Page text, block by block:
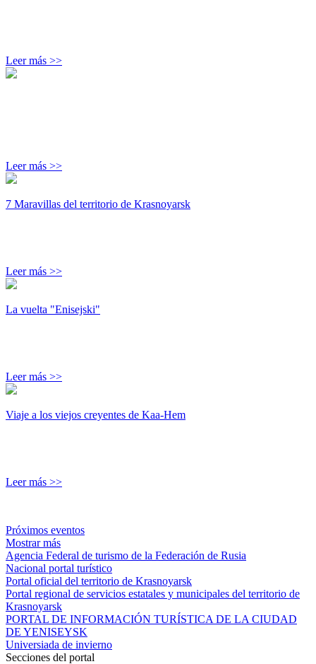
Leer más >>
Leer más >>
7 Maravillas del territorio de Krasnoyarsk
Leer más >>
La vuelta "Enisejski"
Leer más >>
Viaje a los viejos creyentes de Kaa-Hem
Leer más >>
Próximos eventos
Mostrar más
Agencia Federal de turismo de la Federación de Rusia
Nacional portal turístico
Portal oficial del territorio de Krasnoyarsk
Portal regional de servicios estatales y municipales del territorio de
Krasnoyarsk
PORTAL DE INFORMACIÓN TURÍSTICA DE LA CIUDAD
DE YENISEYSK
Universiada de invierno
Secciones del portal